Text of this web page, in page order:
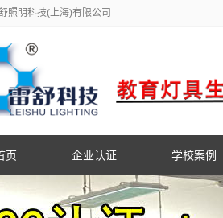
照明科技(上海)有限公司
页 企业认证 学校案例